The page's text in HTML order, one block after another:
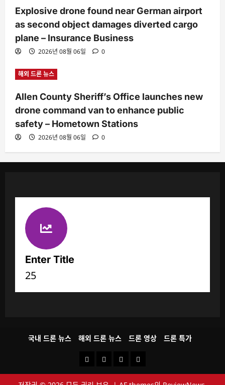
Explosive drone found near German airport
as second object damages diverted cargo
plane – Insurance Business
2026년 08월 06일 0
해외 드론 뉴스
Allen County Sheriff’s Office launches new
drone command van to enhance public
safety – Hometown Stations
2026년 08월 06일 0
Enter Title
25
국내 드론 뉴스 해외 드론 뉴스 드론 영상 드론 특가
국
내
해
외
드
론
드
론